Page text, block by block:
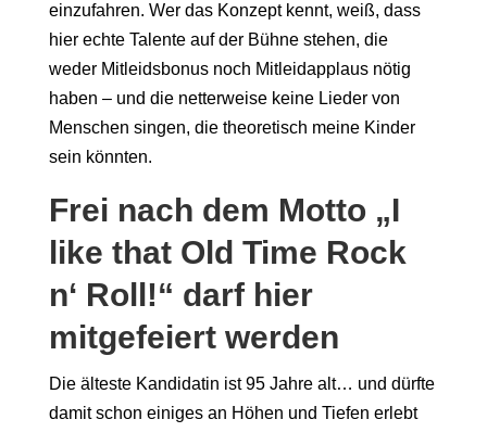
einzufahren. Wer das Konzept kennt, weiß, dass
hier echte Talente auf der Bühne stehen, die
weder Mitleidsbonus noch Mitleidapplaus nötig
haben – und die netterweise keine Lieder von
Menschen singen, die theoretisch meine Kinder
sein könnten.
Frei nach dem Motto „I
like that Old Time Rock
n‘ Roll!“ darf hier
mitgefeiert werden
Die älteste Kandidatin ist 95 Jahre alt… und dürfte
damit schon einiges an Höhen und Tiefen erlebt